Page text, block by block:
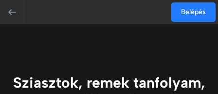
Belépés
Sziasztok, remek tanfolyam,